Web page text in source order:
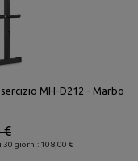
MH-D212 - Marbo
giorni: 108,00 €
€